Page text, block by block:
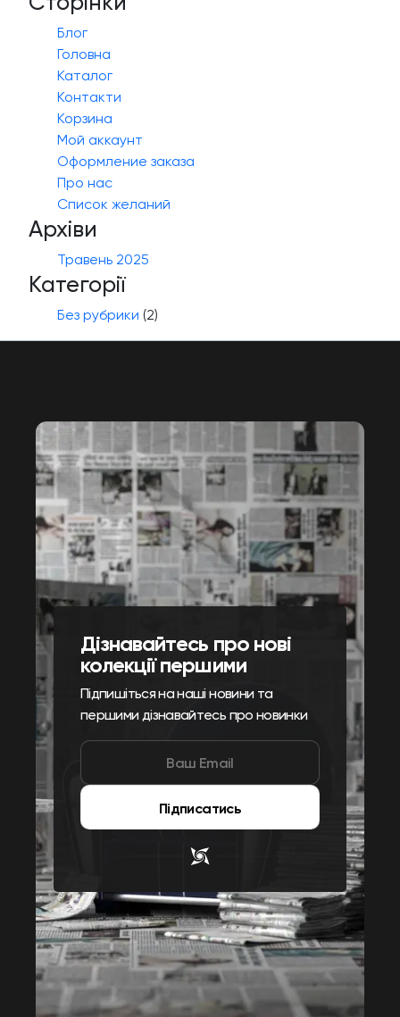
Блог
Головна
Каталог
Контакти
Корзина
Мой аккаунт
Оформление заказа
Про нас
Список желаний
Архіви
Травень 2025
Категорії
Без рубрики (2)
Дізнавайтесь про нові
колекції першими
Підпишіться на наші новини та
першими дізнавайтесь про новинки
Підписатись